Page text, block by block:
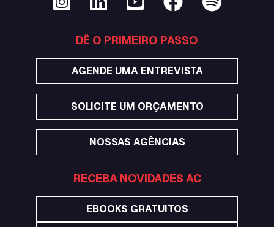
DÊ O PRIMEIRO PASSO
AGENDE UMA ENTREVISTA
SOLICITE UM ORÇAMENTO
NOSSAS AGÊNCIAS
RECEBA NOVIDADES AC
EBOOKS GRATUITOS